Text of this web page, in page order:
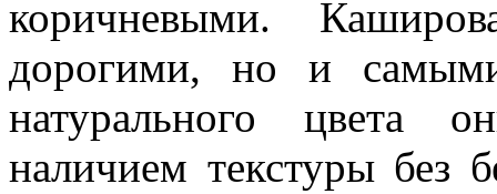
коричневыми.
дорогими, но и
натурального цвета
наличием текстуры без